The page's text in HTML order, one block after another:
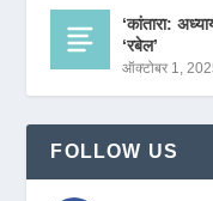
‘कांतारा:
‘रबेल’
ऑक्टोबर 1,
FOLLOW US